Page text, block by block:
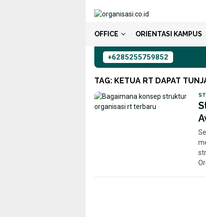
OFFICE ORIENTASI KAMPUS
+6285255759852
TAG: KETUA RT DAPAT